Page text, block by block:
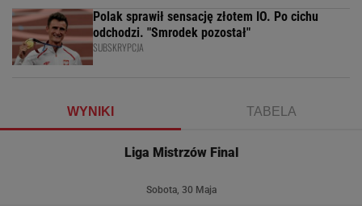
Polak sprawił sensację złotem IO. Po cichu
odchodzi. "Smrodek pozostał"
SUBSKRYPCJA
WYNIKI TABELA
Liga Mistrzów Final
Sobota, 30 Maja